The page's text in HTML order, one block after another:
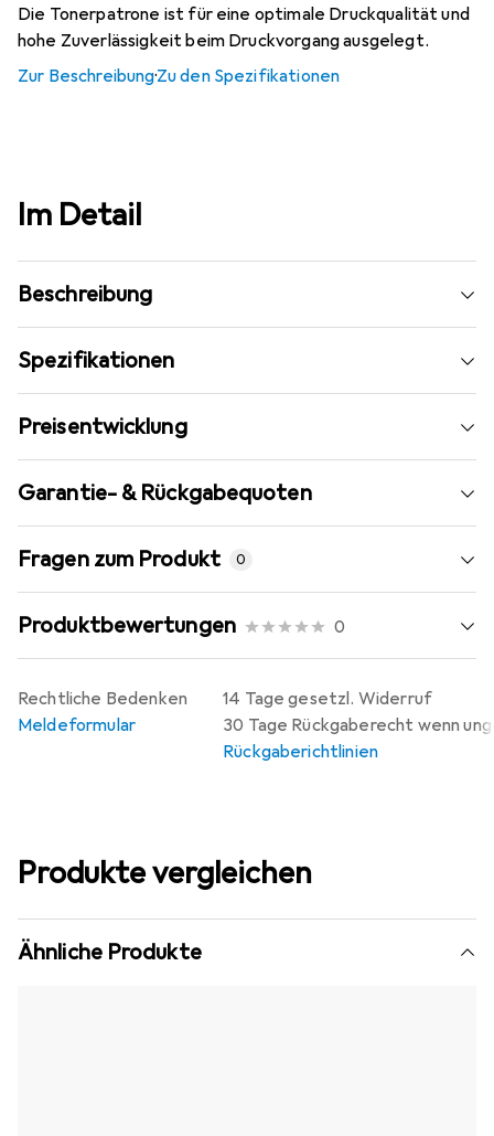
Die Tonerpatrone ist für eine optimale Druckqualität und
hohe Zuverlässigkeit beim Druckvorgang ausgelegt.
Zur Beschreibung·Zu den Spezifikationen
Im Detail
Beschreibung
Spezifikationen
Preisentwicklung
Garantie- & Rückgabequoten
Fragen zum Produkt 0
Produktbewertungen 0
14 Tage gesetzl. Widerruf
30 Tage Rückgaberecht wenn
Rückgaberichtlinien
Rechtliche Bedenken
Meldeformular
Produkte vergleichen
Ähnliche Produkte